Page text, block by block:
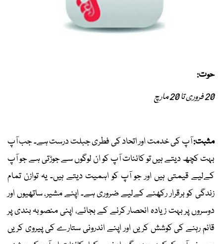
حوت:
20 فروری تا 20 مارچ
مثبت:آپ کی خدمت اور اتحاد کی فطری جبلت درست ہے۔ جب آپ
بہت کچھ دیتے ہیں تو کائنات آپ کو ان لوگوں سے جوڑتی ہے جو آپ
کےلیے قیمتی ہیں اور جو آپ کو اہمیت دیتے ہیں۔ یہ توازن تمام
زندگی کو برقرار رکھنے کےلیے ضروری ہے۔ اپنے مشیر، ساتھیوں اور
دوسروں پر بہت زیادہ انحصار کرنے کے بجائے، اپنی منصوبہ بندی پر
قائم رہنے کی کوشش کریں اور اپنے اندرونی ستارے کی پیروی کریں